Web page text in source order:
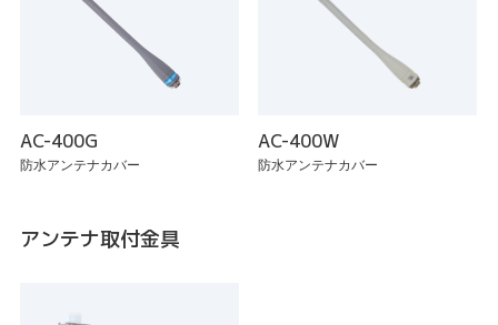
AC-400G
防水アンテナカバー
AC-400W
防水アンテナカバー
アンテナ取付金具